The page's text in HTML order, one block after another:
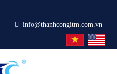
info@thanhcongitm.com.vn